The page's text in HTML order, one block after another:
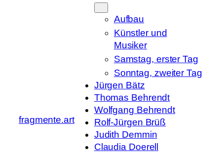
fragmente.art
Aufbau
Künstler und
Musiker
Samstag, erster Tag
Sonntag, zweiter Tag
Jürgen Bätz
Thomas Behrendt
Wolfgang Behrendt
Rolf-Jürgen Brüß
Judith Demmin
Claudia Doerell